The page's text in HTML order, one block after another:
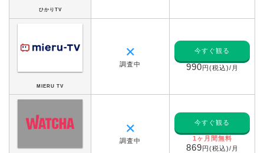
ひかりTV
MIERU TV
✕
調査中
今すぐ観る
990円(税込)/月
✕
調査中
今すぐ観る
1ヶ月間無料
869円(税込)/月